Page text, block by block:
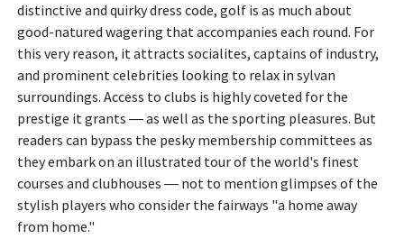
distinctive and quirky dress code, golf is as much about
good-natured wagering that accompanies each round. For
this very reason, it attracts socialites, captains of industry,
and prominent celebrities looking to relax in sylvan
surroundings. Access to clubs is highly coveted for the
prestige it grants ― as well as the sporting pleasures. But
readers can bypass the pesky membership committees as
they embark on an illustrated tour of the world's finest
courses and clubhouses ― not to mention glimpses of the
stylish players who consider the fairways "a home away
from home."